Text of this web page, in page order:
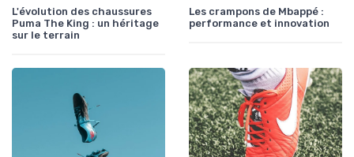
L'évolution des chaussures
Puma The King : un héritage
sur le terrain
Les crampons de Mbappé :
performance et innovation